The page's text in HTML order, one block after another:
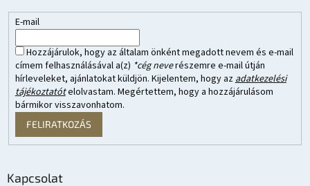
E-mail
Hozzájárulok, hogy az általam önként megadott nevem és e-mail
címem felhasználásával a(z) *cég neverészemre e-mail útján
hírleveleket, ajánlatokat küldjön. Kijelentem, hogy azadatkezelési
tájékoztatótelolvastam. Megértettem, hogy a hozzájárulásom
bármikor visszavonhatom.
FELIRATKOZÁS
Kapcsolat